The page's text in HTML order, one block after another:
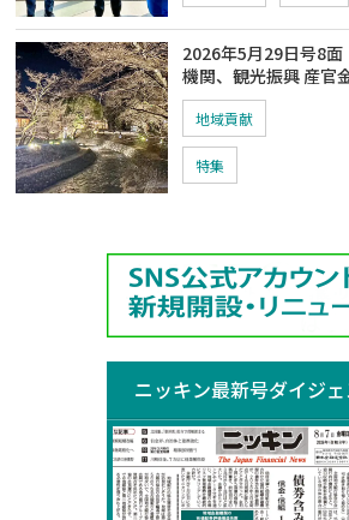
2026年5月29日号8
機関、観光振興 産官
地域貢献
特集
ニッキン最新号ダイジ